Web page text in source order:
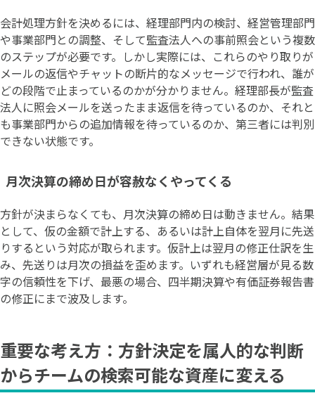
会計処理方針を決めるには、経理部門内の検討、経営管理部門
や事業部門との調整、そして監査法人への事前照会という複数
のステップが必要です。しかし実際には、これらのやり取りが
メールの返信やチャットの断片的なメッセージで行われ、誰が
どの段階で止まっているのかが分かりません。経理部長が監査
法人に照会メールを送ったまま返信を待っているのか、それと
も事業部門からの追加情報を待っているのか、第三者には判別
できない状態です。
月次決算の締め日が容赦なくやってくる
方針が決まらなくても、月次決算の締め日は動きません。結果
として、仮の金額で計上する、あるいは計上自体を翌月に先送
りするという対応が取られます。仮計上は翌月の修正仕訳を生
み、先送りは月次の損益を歪めます。いずれも経営層が見る数
字の信頼性を下げ、最悪の場合、四半期決算や有価証券報告書
の修正にまで波及します。
重要な考え方：方針決定を属人的な判断
からチームの検索可能な資産に変える